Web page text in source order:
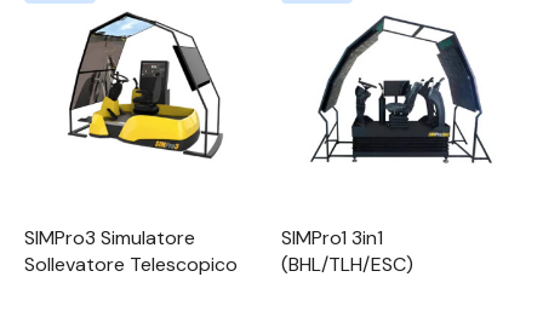
SIMPro3 Simulatore
Sollevatore Telescopico
SIMPro1 3in1
(BHL/TLH/ESC)